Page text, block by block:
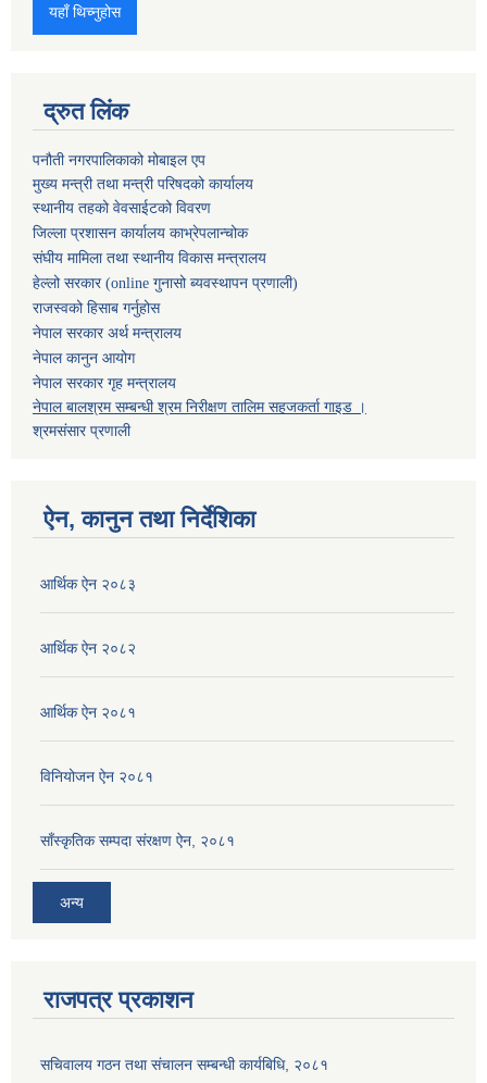
यहाँ थिच्नुहोस
द्रुत लिंक
पनौती नगरपालिकाको मोबाइल एप
मुख्य मन्त्री तथा मन्त्री परिषदको कार्यालय
स्थानीय तहको वेवसाईटको विवरण
जिल्ला प्रशासन कार्यालय काभ्रेपलान्चोक
संघीय मामिला तथा स्थानीय विकास मन्त्रालय
हेल्लो सरकार (online गुनासो ब्यवस्थापन प्रणाली)
राजस्वको हिसाब गर्नुहोस
नेपाल सरकार अर्थ मन्त्रालय
नेपाल कानुन आयोग
नेपाल सरकार गृह मन्त्रालय
नेपाल बालश्रम सम्बन्धी श्रम निरीक्षण तालिम सहजकर्ता गाइड ।
श्रमसंसार प्रणाली
ऐन, कानुन तथा निर्देशिका
आर्थिक ऐन २०८३
आर्थिक ऐन २०८२
आर्थिक ऐन २०८१
विनियोजन ऐन २०८१
साँस्कृतिक सम्पदा संरक्षण ऐन, २०८१
अन्य
राजपत्र प्रकाशन
सचिवालय गठन तथा संचालन सम्बन्धी कार्यबिधि, २०८१